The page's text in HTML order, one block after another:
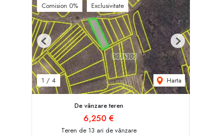
Comision 0% Exclusivitate
1 / 4 Harta
Previous Next
De vânzare teren
6,250 €
Teren de 13 ari de vânzare